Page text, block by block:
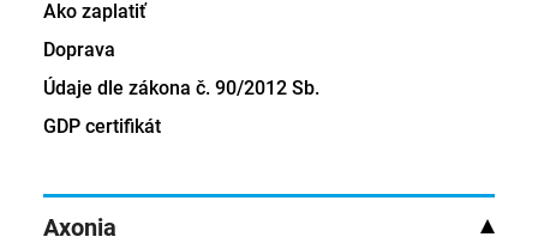
Axonia
Ako zaplatiť
Doprava
Údaje dle zákona č. 90/2012 Sb.
GDP certifikát